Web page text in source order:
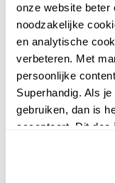
onze website beter
noodzakelijke
en analytische
verbeteren. Met
persoonlijke
Superhandig. Als
gebruiken, dan is
accepteert. Dit doe
website niet